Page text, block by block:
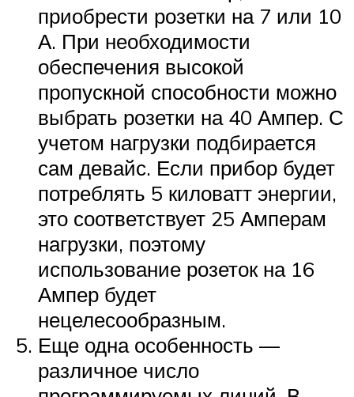
приобрести розетки на 7 или 10
А. При необходимости
обеспечения высокой
пропускной способности можно
выбрать розетки на 40 Ампер. С
учетом нагрузки подбирается
сам девайс. Если прибор будет
потреблять 5 киловатт энергии,
это соответствует 25 Амперам
нагрузки, поэтому
использование розеток на 16
Ампер будет
нецелесообразным.
Еще одна особенность —
различное число